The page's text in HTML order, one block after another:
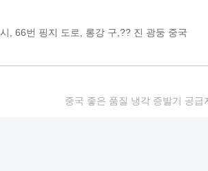
, 66번 핑지 도로, 롱강 구,?? 진 광둥 중국
중국 좋은 품질 냉각 증발기 공